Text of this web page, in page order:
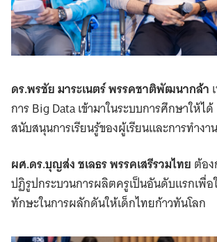
ดร.พรชัย มาระเนตร์ พรรคชาติพัฒนากล้า
การ Big Data เข้ามาในระบบการศึกษาให้ไ
สนับสนุนการเรียนรู้ของผู้เรียนและการทำง
ผศ.ดร.บุญส่ง ชเลธร พรรคเสรีรวมไทย ต้อ
ปฏิรูปกระบวนการผลิตครูเป็นอันดับแรกเพื่
ทักษะในการผลักดันให้เด็กไทยก้าวทันโลก